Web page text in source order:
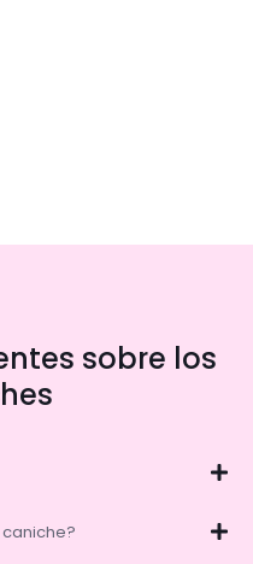
sobre los